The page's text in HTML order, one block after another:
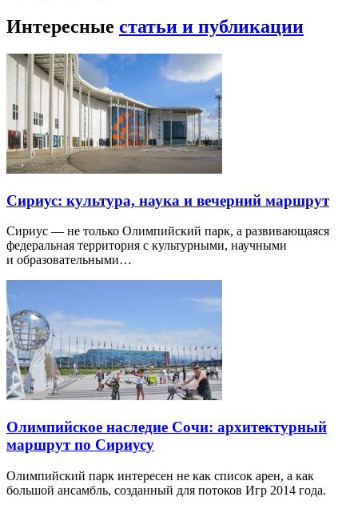
Интересные статьи и публикации
Сириус: культура, наука и вечерний маршрут
Сириус — не только Олимпийский парк, а развивающаяся
федеральная территория с культурными, научными
и образовательными…
Олимпийское наследие Сочи: архитектурный
маршрут по Сириусу
Олимпийский парк интересен не как список арен, а как
большой ансамбль, созданный для потоков Игр 2014 года.